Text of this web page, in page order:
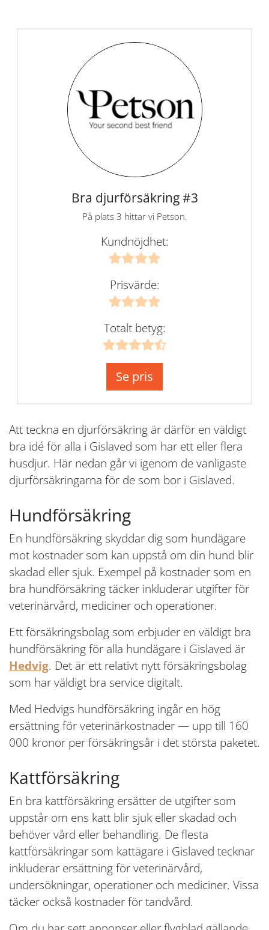
Bra djurförsäkring #3
På plats 3 hittar vi Petson.
Kundnöjdhet:
Prisvärde:
Totalt betyg:
Se pris
Att teckna en djurförsäkring är därför en väldigt
bra idé för alla i Gislaved som har ett eller flera
husdjur. Här nedan går vi igenom de vanligaste
djurförsäkringarna för de som bor i Gislaved.
Hundförsäkring
En hundförsäkring skyddar dig som hundägare
mot kostnader som kan uppstå om din hund blir
skadad eller sjuk. Exempel på kostnader som en
bra hundförsäkring täcker inkluderar utgifter för
veterinärvård, mediciner och operationer.
Ett försäkringsbolag som erbjuder en väldigt bra
hundförsäkring för alla hundägare i Gislaved är
Hedvig. Det är ett relativt nytt försäkringsbolag
som har väldigt bra service digitalt.
Med Hedvigs hundförsäkring ingår en hög
ersättning för veterinärkostnader — upp till 160
000 kronor per försäkringsår i det största paketet.
Kattförsäkring
En bra kattförsäkring ersätter de utgifter som
uppstår om ens katt blir sjuk eller skadad och
behöver vård eller behandling. De flesta
kattförsäkringar som kattägare i Gislaved tecknar
inkluderar ersättning för veterinärvård,
undersökningar, operationer och mediciner. Vissa
täcker också kostnader för tandvård.